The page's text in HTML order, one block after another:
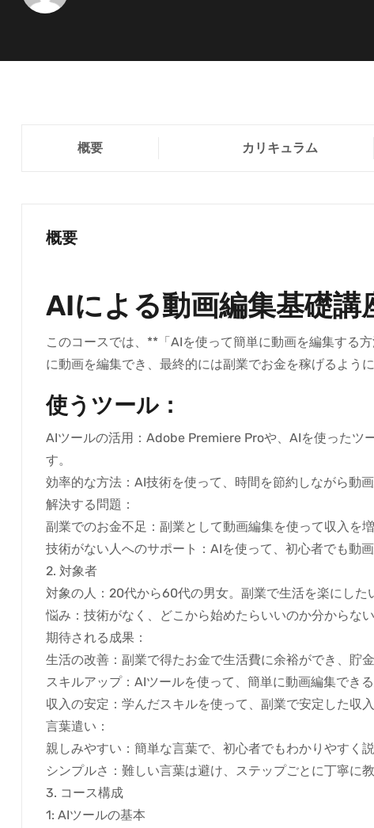
概要 カリキュラム
概要
AIによる動画編集基礎講
このコースでは、**「AIを使って簡単に動画を編集する
に動画を編集でき、最終的には副業でお金を稼げるよう
使うツール：
AIツールの活用：Adobe Premiere Proや、AIを使った
す。
効率的な方法：AI技術を使って、時間を節約しながら動
解決する問題：
副業でのお金不足：副業として動画編集を使って収入を
技術がない人へのサポート：AIを使って、初心者でも動
2. 対象者
対象の人：20代から60代の男女。副業で生活を楽にした
悩み：技術がなく、どこから始めたらいいのか分からない
期待される成果：
生活の改善：副業で得たお金で生活費に余裕ができ、貯
スキルアップ：AIツールを使って、簡単に動画編集できる
収入の安定：学んだスキルを使って、副業で安定した収入
言葉遣い：
親しみやすい：簡単な言葉で、初心者でもわかりやすく説
シンプルさ：難しい言葉は避け、ステップごとに丁寧に教
3. コース構成
1: AIツールの基本